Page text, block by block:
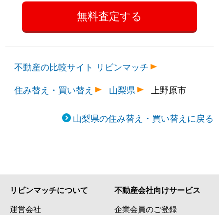
不動産の比較サイト リビンマッチ
住み替え・買い替え
山梨県 上野原市
山梨県の住み替え・買い替えに戻る
リビンマッチについて
運営会社
不動産会社向けサービス
企業会員のご登録